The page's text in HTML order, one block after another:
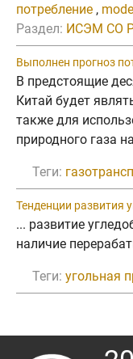
потребление ,
Раздел: ИСЭМ СО
Выполнен прогноз
В предстоящие
Китай будет
также для
природного газа
Теги:
Тенденции развития
... развитие
наличие
Теги: угольная